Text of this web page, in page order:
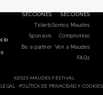
SECCIONES
Tickets
Sponsors
Be a partner
SECCIONES
Somos Maudes
Compromiso
Ven a Maudes
FAQs
©2025 MAUDES FESTIVAL
· POLÍTICA DE PRIVACIDAD Y COOKIES